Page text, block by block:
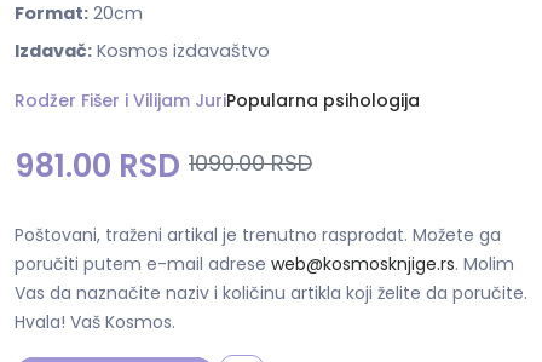
Format: 20cm
Izdavač: Kosmos izdavaštvo
Rodžer Fišer i Vilijam JuriPopularna psihologija
981.00 RSD 1090.00 RSD
Poštovani, traženi artikal je trenutno rasprodat. Možete ga
poručiti putem e-mail adrese web@kosmosknjige.rs. Molim
Vas da naznačite naziv i količinu artikla koji želite da poručite.
Hvala! Vaš Kosmos.